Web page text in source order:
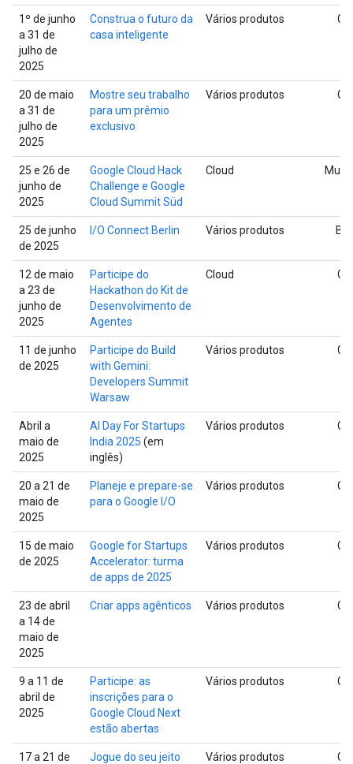
1º de junho
a 31 de
julho de
2025
Construa o futuro da
casa inteligente
Vários produtos
20 de maio
a 31 de
julho de
2025
Mostre seu trabalho
para um prêmio
exclusivo
Vários produtos
25 e 26 de
junho de
2025
Google Cloud Hack
Challenge e Google
Cloud Summit Süd
Cloud
25 de junho
de 2025
I/O Connect Berlin Vários produtos
12 de maio
a 23 de
junho de
2025
Participe do
Hackathon do Kit de
Desenvolvimento de
Agentes
Cloud
11 de junho
de 2025
Participe do Build
with Gemini:
Developers Summit
Warsaw
Vários produtos
Abril a
maio de
2025
AI Day For Startups
India 2025 (em
inglês)
Vários produtos
20 a 21 de
maio de
2025
Planeje e prepare-se
para o Google I/O
Vários produtos
15 de maio
de 2025
Google for Startups
Accelerator: turma
de apps de 2025
Vários produtos
23 de abril
a 14 de
maio de
2025
Criar apps agênticos Vários produtos
9 a 11 de
abril de
2025
Participe: as
inscrições para o
Google Cloud Next
estão abertas
Vários produtos
17 a 21 de
Jogue do seu jeito
Vários produtos